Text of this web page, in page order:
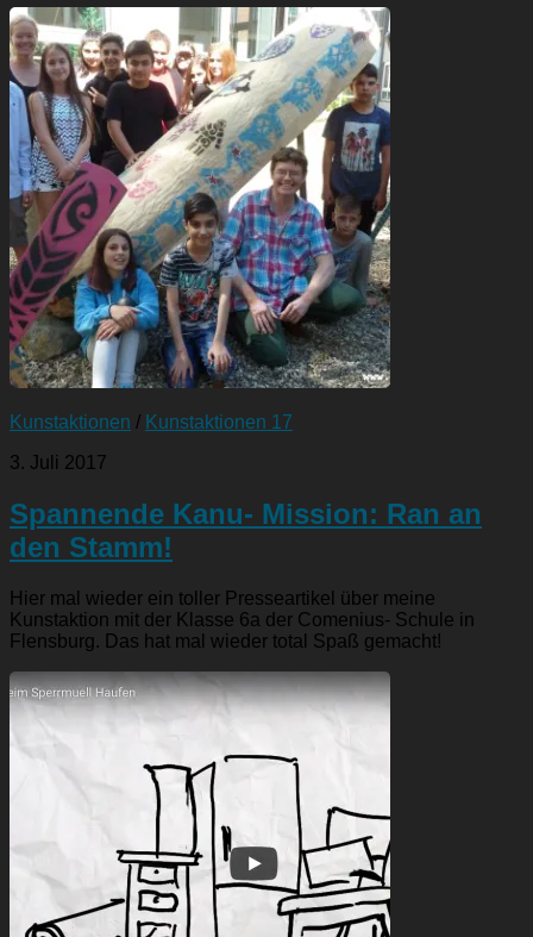
Kunstaktionen / Kunstaktionen 17
3. Juli 2017
Spannende Kanu- Mission: Ran an
den Stamm!
Hier mal wieder ein toller Presseartikel über meine
Kunstaktion mit der Klasse 6a der Comenius- Schule in
Flensburg. Das hat mal wieder total Spaß gemacht!